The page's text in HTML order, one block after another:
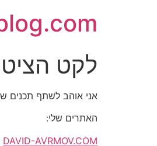
לקט
אני אוהב לשתף תכנים שאני אוהב – ל 80 אלף
האתרים שלי:
DAVID-AVRMOV.COM